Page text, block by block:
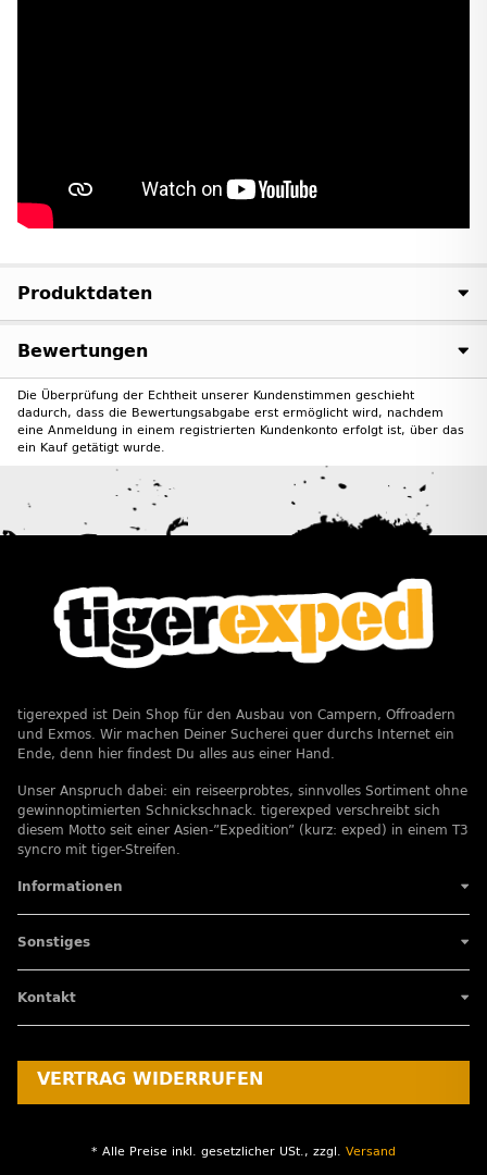
Produktdaten
Bewertungen
Die Überprüfung der Echtheit unserer Kundenstimmen geschieht
dadurch, dass die Bewertungsabgabe erst ermöglicht wird, nachdem
eine Anmeldung in einem registrierten Kundenkonto erfolgt ist, über das
ein Kauf getätigt wurde.
tigerexped ist Dein Shop für den Ausbau von Campern, Offroadern
und Exmos. Wir machen Deiner Sucherei quer durchs Internet ein
Ende, denn hier findest Du alles aus einer Hand.
Unser Anspruch dabei: ein reiseerprobtes, sinnvolles Sortiment ohne
gewinnoptimierten Schnickschnack. tigerexped verschreibt sich
diesem Motto seit einer Asien-”Expedition” (kurz: exped) in einem T3
syncro mit tiger-Streifen.
Informationen
Sonstiges
Kontakt
VERTRAG WIDERRUFEN
* Alle Preise inkl. gesetzlicher USt., zzgl. Versand